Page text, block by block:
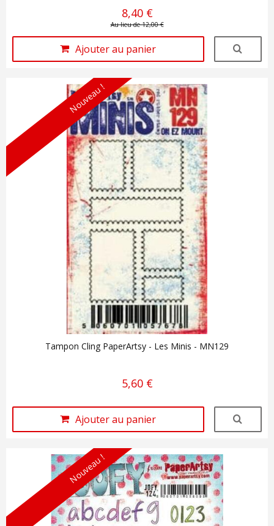
8,40 €
Au lieu de 12,00 €
Ajouter au panier
Nouveau !
Tampon Cling PaperArtsy - Les Minis - MN129
5,60 €
Ajouter au panier
Nouveau !